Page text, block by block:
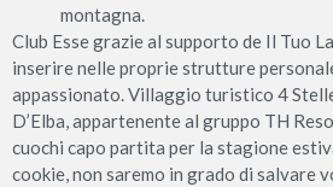
montagna.
Club Esse grazie al supporto de Il Tuo
inserire nelle proprie strutture
appassionato. Villaggio turistico 4
D’Elba, appartenente al gruppo TH
cuochi capo partita per la stagione
cookie, non saremo in grado di salvare